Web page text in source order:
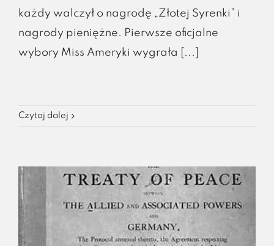
każdy walczył o nagrodę „Złotej Syrenki” i
nagrody pieniężne. Pierwsze oficjalne
wybory Miss Ameryki wygrała [...]
Czytaj dalej